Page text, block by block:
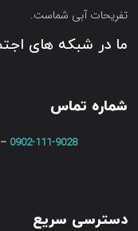
تفریحات آبی شماست.
ما در شبکه های
شماره تماس
0902-111-9028
–
دسترسی سریع